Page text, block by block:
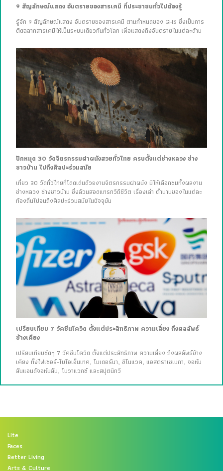
9 สัญลักษณ์แสดง อันตรายของสารเคมี ที่ประชาชนทั่วไปต้องรู้
รู้จัก 9 สัญลักษณ์แสดง อันตรายของสารเคมี ตามกำหนดของ GHS ซึ่งเป็นการ
ติดฉลากสารเคมีให้เป็นระบบเดียวกันทั่วโลก เพื่อแสดงถึงอันตรายในแต่ละด้าน
ปักหมุด 30 วัดจิตรกรรมฝาผนังสวยทั่วไทย ครบตั้งแต่ช่างหลวง ช่าง
ชาวบ้าน ไปถึงศิลปะร่วมสมัย
เที่ยว 30 วัดทั่วไทยที่โดดเด่นด้วยงานจิตรกรรมฝาผนัง มีให้เลือกชมทั้งผลงาน
ช่างหลวง ช่างชาวบ้าน ซึ่งล้วนสอดแทรกวิถีชีวิต เรื่องเล่า ตำนานของในแต่ละ
ท้องถิ่นไปจนถึงศิลปะร่วมสมัยในปัจจุบัน
เปรียบเทียบ 7 วัคซีนโควิด ตั้งแต่ประสิทธิภาพ ความเสี่ยง ถึงผลลัพธ์
ข้างเคียง
เปรียบเทียบชัดๆ 7 วัคซีนโควิด ตั้งแต่ประสิทธิภาพ ความเสี่ยง ถึงผลลัพธ์ข้าง
เคียง ทั้งไฟเซอร์-ไบโอเอ็นเทค, โมเดอร์นา, ซิโนแวค, แอสตราเซเนกา, จอห์น
สันแอนด์จอห์นสัน, โนวาแวกซ์ และสปุตนิกวี
Lite
Faces
Better Living
Arts & Culture